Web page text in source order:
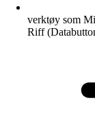
verktøy som
Riff